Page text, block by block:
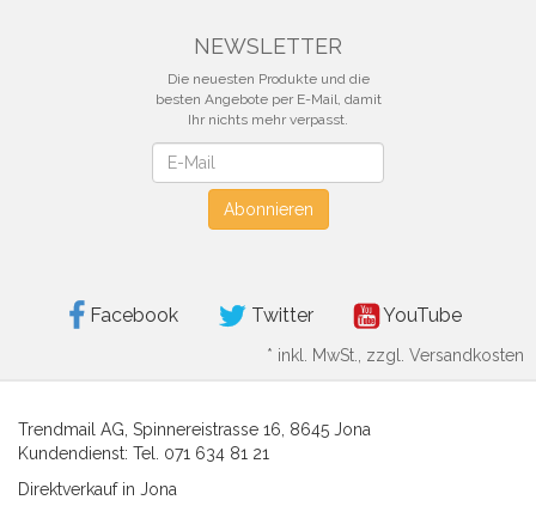
NEWSLETTER
Die neuesten Produkte und die
besten Angebote per E-Mail, damit
Ihr nichts mehr verpasst.
Abonnieren
Facebook Twitter YouTube
* inkl. MwSt., zzgl. Versandkosten
Trendmail AG, Spinnereistrasse 16, 8645 Jona
Kundendienst: Tel. 071 634 81 21
Direktverkauf in Jona